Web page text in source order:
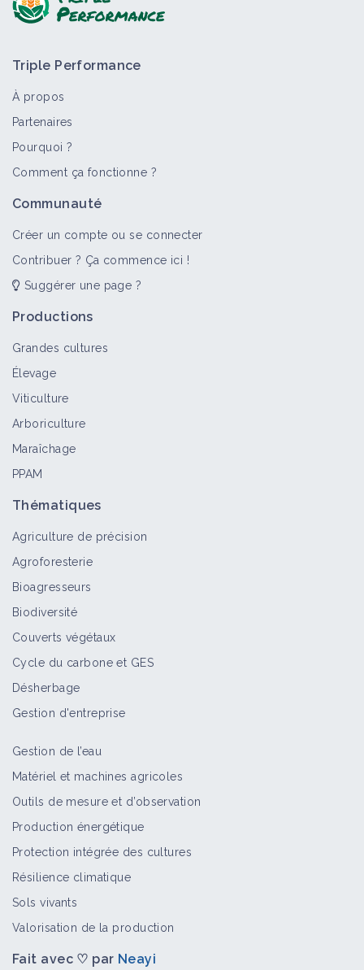
Triple Performance
À propos
Partenaires
Pourquoi ?
Comment ça fonctionne ?
Communauté
Créer un compte ou se connecter
Contribuer ? Ça commence ici !
Suggérer une page ?
Productions
Grandes cultures
Élevage
Viticulture
Arboriculture
Maraîchage
PPAM
Thématiques
Agriculture de précision
Agroforesterie
Bioagresseurs
Biodiversité
Couverts végétaux
Cycle du carbone et GES
Désherbage
Gestion d'entreprise
Gestion de l’eau
Matériel et machines agricoles
Outils de mesure et d’observation
Production énergétique
Protection intégrée des cultures
Résilience climatique
Sols vivants
Valorisation de la production
Fait avec ♡ par Neayi